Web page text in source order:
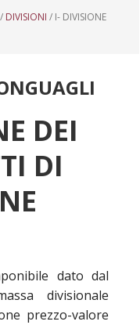
/ DIVISIONI / I- DIVISIONE
DEI
DI
dato dal
divisionale
prezzo-valore